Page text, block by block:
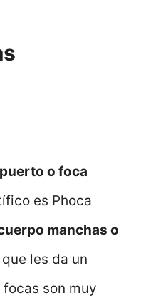
o foca
es Phoca
manchas o
les da un
son muy